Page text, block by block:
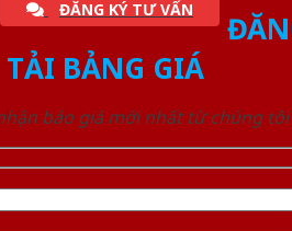
ĐĂNG KÝ TƯ VẤN
TẢI BẢNG GIÁ
báo giá mới nhất từ chúng tôi